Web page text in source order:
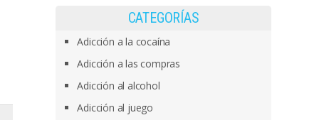
CATEGORÍAS
Adicción a la cocaína
Adicción a las compras
Adicción al alcohol
Adicción al juego